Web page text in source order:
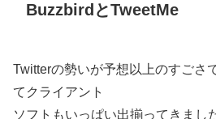
BuzzbirdとTweetMe
Twitterの勢いが予想以上のすごさ
てクライアント
ソフトもいっぱい出揃ってきまし